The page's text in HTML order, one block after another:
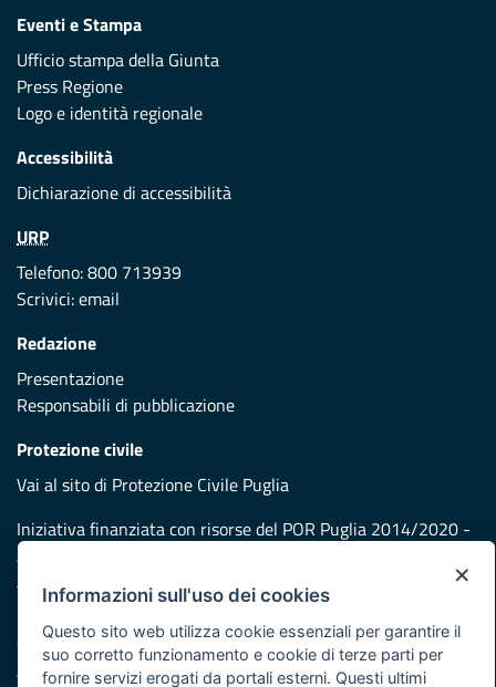
Eventi e Stampa
Ufficio stampa della Giunta
Press Regione
Logo e identità regionale
Accessibilità
Dichiarazione di accessibilità
URP
Telefono: 800 713939
Scrivici:email
Redazione
Presentazione
Responsabili di pubblicazione
Protezione civile
Vai al sito di Protezione Civile Puglia
Iniziativa finanziata con risorse del POR Puglia 2014/2020 -
Asse XI
Cookie e privacy
Atti di notifica
×
Informazioni sull'uso dei cookies
Questo sito web utilizza cookie essenziali per garantire il
suo corretto funzionamento e cookie di terze parti per
fornire servizi erogati da portali esterni. Questi ultimi